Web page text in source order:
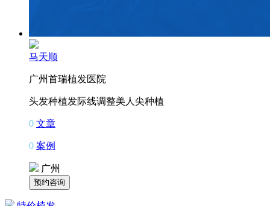
马天顺
广州首瑞植发医院
头发种植发际线调整美人尖种植
0 文章
0 案例
广州